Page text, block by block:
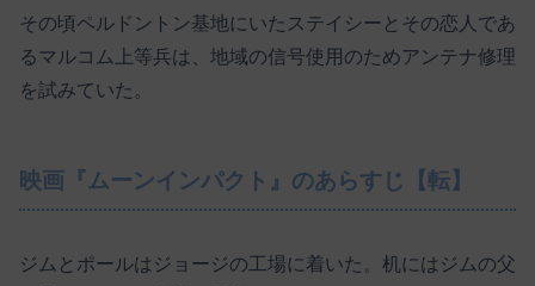
その頃ペルドントン基地にいたステイシーとその恋人であ
るマルコム上等兵は、地域の信号使用のためアンテナ修理
を試みていた。
映画『ムーンインパクト』のあらすじ【転】
ジムとポールはジョージの工場に着いた。机にはジムの父